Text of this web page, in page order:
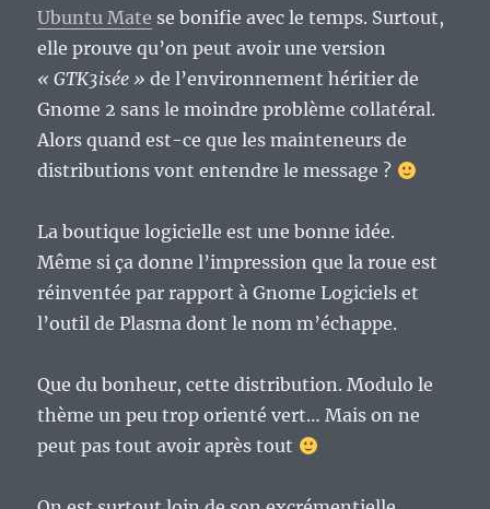
Ubuntu Mate se bonifie avec le temps. Surtout,
elle prouve qu’on peut avoir une version
« GTK3isée » de l’environnement héritier de
Gnome 2 sans le moindre problème collatéral.
Alors quand est-ce que les mainteneurs de
distributions vont entendre le message ?
La boutique logicielle est une bonne idée.
Même si ça donne l’impression que la roue est
réinventée par rapport à Gnome Logiciels et
l’outil de Plasma dont le nom m’échappe.
Que du bonheur, cette distribution. Modulo le
thème un peu trop orienté vert… Mais on ne
peut pas tout avoir après tout